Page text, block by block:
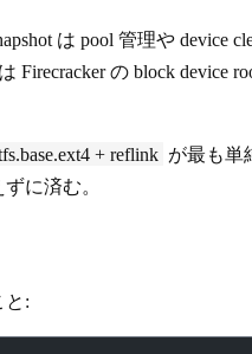
は pool 管理や device
Firecracker の block device
+ reflink が最も単
に済む。
と: